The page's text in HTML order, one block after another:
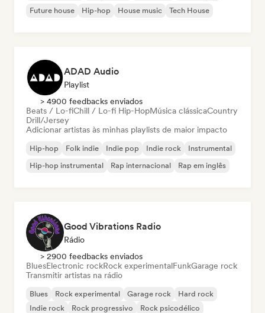
Future house
Hip-hop House music Tech House
ADAD Audio
Playlist
> 4900 feedbacks enviados
Beats / Lo-fiChill / Lo-fi Hip-HopMúsica clássicaCountry
Drill/Jersey
Adicionar artistas às minhas playlists de maior impacto
Hip-hop Folk indie Indie pop Indie rock
Instrumental
Hip-hop instrumental
Rap internacional Rap em inglês
Good Vibrations Radio
Rádio
> 2900 feedbacks enviados
BluesElectronic rockRock experimentalFunkGarage rock
Transmitir artistas na rádio
Blues Rock experimental Garage rock
Hard rock
Indie rock
Rock progressivo
Rock psicodélico